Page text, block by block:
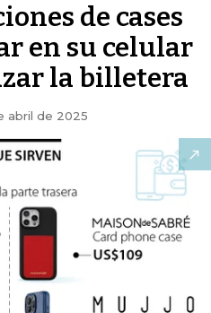
de cases
en su celular
la billetera
abril de 2025